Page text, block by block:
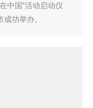
中国”活动启动仪
功举办。